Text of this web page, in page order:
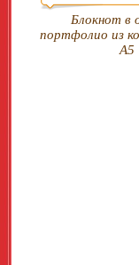
Блокнот в
портфолио из
А5